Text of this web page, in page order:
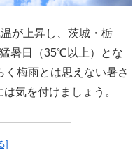
が上昇し、茨城・栃
暑日（35℃以上）とな
く梅雨とは思えない暑さ
気を付けましょう。